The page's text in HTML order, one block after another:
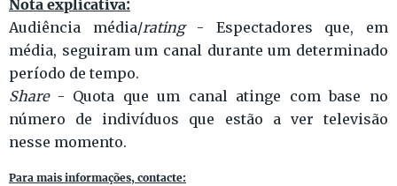
Nota explicativa:
Audiência média/rating- Espectadores que, em
média, seguiram um canal durante um determinado
período de tempo.
Share- Quota que um canal atinge com base no
número de indivíduos que estão a ver televisão
nesse momento.
Para mais informações, contacte: